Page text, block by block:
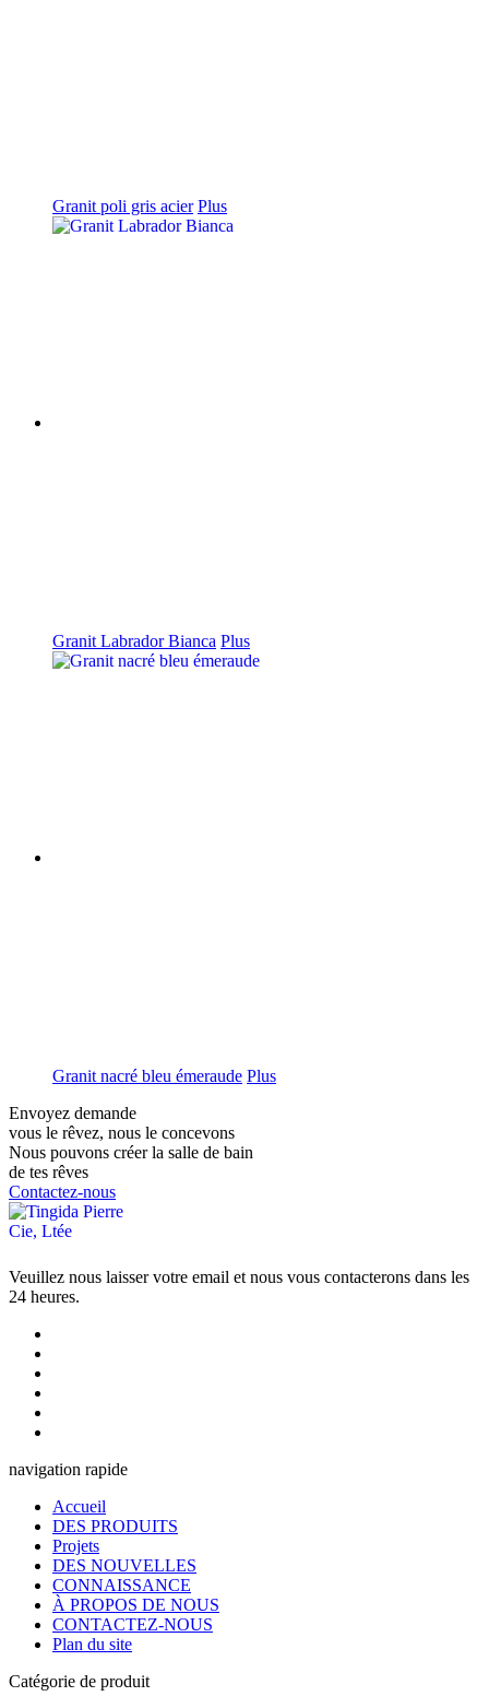
Granit poli gris acier Plus
Granit Labrador Bianca Plus
Granit nacré bleu émeraude Plus
Envoyez demande
vous le rêvez, nous le concevons
Nous pouvons créer la salle de bain
de tes rêves
Contactez-nous
Veuillez nous laisser votre email et nous vous contacterons dans les
24 heures.
navigation rapide
Accueil
DES PRODUITS
Projets
DES NOUVELLES
CONNAISSANCE
À PROPOS DE NOUS
CONTACTEZ-NOUS
Plan du site
Catégorie de produit